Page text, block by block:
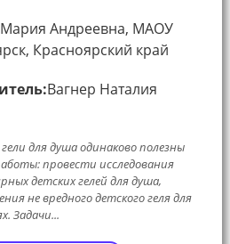
Мария Андреевна, МАОУ
Красноярский край
Вагнер Наталия
для душа одинаково полезны
провести исследования
детских гелей для душа,
не вредного детского геля для
Задачи...